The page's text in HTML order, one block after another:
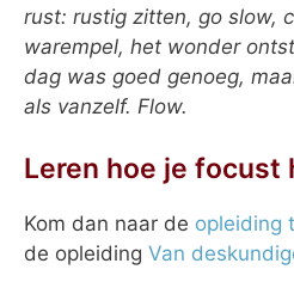
rust: rustig zitten, go slow,
warempel, het wonder
dag was goed genoeg,
als vanzelf. Flow.
Leren hoe je focust
Kom dan naar de opleiding
de opleiding Van